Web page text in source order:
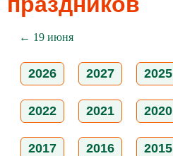
← 19 июня
2026 2027 2025
2022 2021 2020
2017 2016 2015